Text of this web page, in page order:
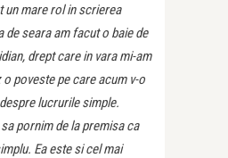
un mare rol in scrierea
de seara am facut o baie de
drept care in vara mi-am
poveste pe care acum v-o
lucrurile simple.
pornim de la premisa ca
Ea este si cel mai